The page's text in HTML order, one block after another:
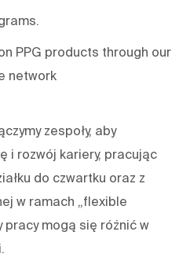
PPG products through our
network
zespoły, aby
i rozwój kariery, pracując
do czwartku oraz z
w ramach „flexible
pracy mogą się różnić w